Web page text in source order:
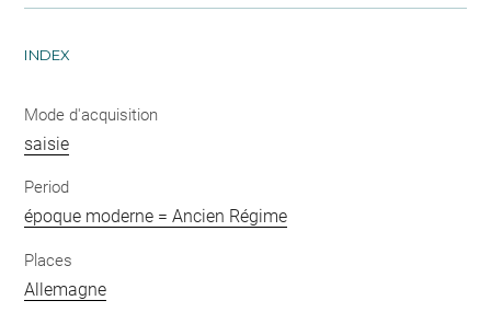
INDEX
Mode d'acquisition
saisie
Period
époque moderne = Ancien Régime
Places
Allemagne